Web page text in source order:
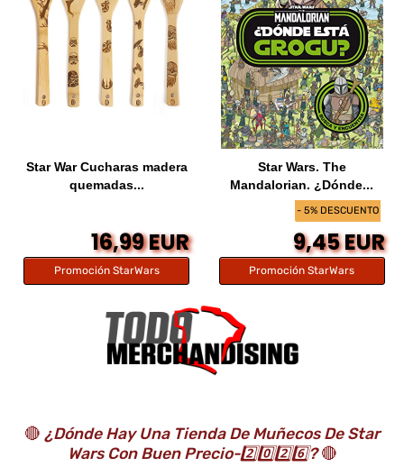
Star War Cucharas madera
quemadas...
16,99 EUR
Promoción StarWars
- 5% DESCUENTO
Star Wars. The
Mandalorian. ¿Dónde...
9,45 EUR
Promoción StarWars
🔴 ¿Dónde Hay Una Tienda De Muñecos De Star
Wars Con Buen Precio-2️⃣0️⃣2️⃣6️⃣?🔴